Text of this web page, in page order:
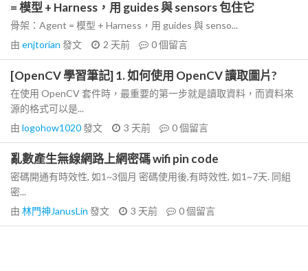
= 模型 + Harness，用 guides 與 sensors 包住它
骨架：Agent = 模型 + Harness，用 guides 與 senso...
由 enjtorian 發文 2 天前 0個留言
[OpenCV 學習筆記] 1. 如何使用 OpenCV 讀取圖片?
在使用 OpenCV 套件時，最重要的第一步就是讀取資料，而資料來
源的格式可以是...
由 logohow1020發文 3 天前 0個留言
亂數產生無線網路上網密碼 wifi pin code
密碼開通有時效性, 如1~3個月 密碼使用後,有時效性, 如1~7天. 同組
密...
由 林門神JanusLin 發文 3 天前 0個留言